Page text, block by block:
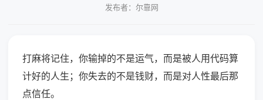
发布者：尔靠网
打麻将记住，你输掉的不是运气，而是被人用代码算
计好的人生；你失去的不是钱财，而是对人性最后那
点信任。